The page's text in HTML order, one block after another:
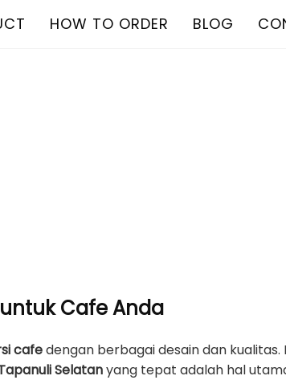
HOW TO ORDER BLOG
Cafe Anda
cafedengan berbagai desain dan kualitas.
Selatanyang tepat adalah hal